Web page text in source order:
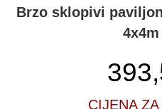
Brzo sklopivi
CIJENA